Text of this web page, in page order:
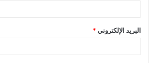
البريد الإلكتروني*